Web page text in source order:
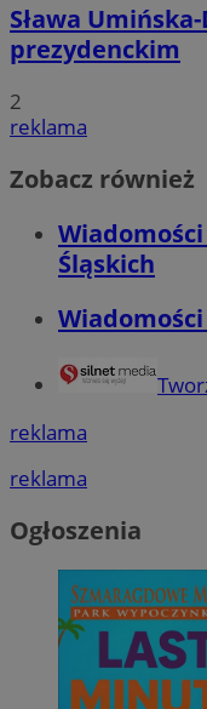
Sława
prezydenckim
2
reklama
Zobacz również
Śląskich
reklama
reklama
Ogłoszenia